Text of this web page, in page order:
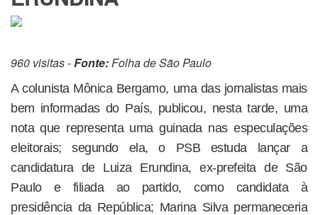
960 visitas -Fonte:Folha de São Paulo
A colunista Mônica Bergamo, uma das jornalistas mais
bem informadas do País, publicou, nesta tarde, uma
nota que representa uma guinada nas especulações
eleitorais; segundo ela, o PSB estuda lançar a
candidatura de Luiza Erundina, ex-prefeita de São
Paulo e filiada ao partido, como candidata à
presidência da República; Marina Silva permaneceria